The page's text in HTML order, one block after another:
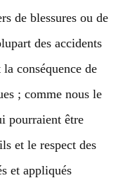
de blessures ou de
des accidents
conséquence de
; comme nous le
pourraient être
et le respect des
et appliqués